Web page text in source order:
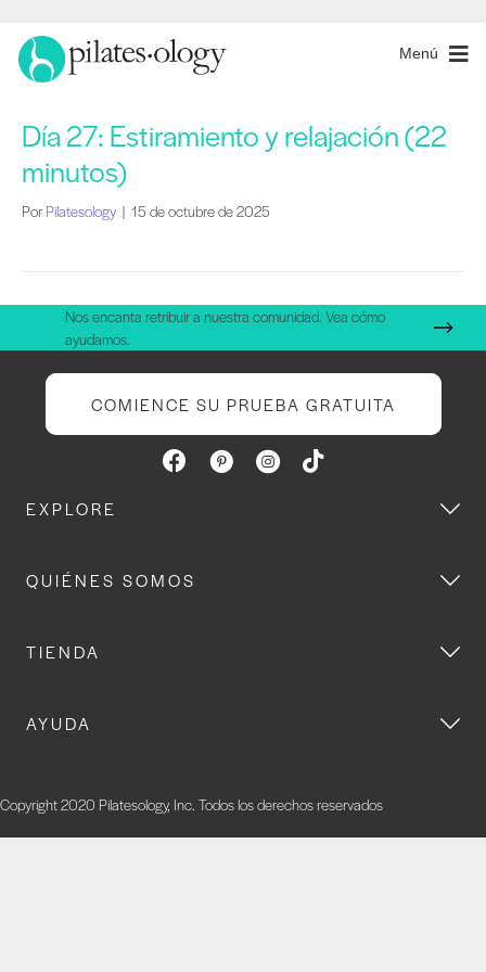
Menú
Día 27: Estiramiento y relajación (22
minutos)
Por Pilatesology | 15 de octubre de 2025
Nos encanta retribuir a nuestra comunidad. Vea cómo
ayudamos.
COMIENCE SU PRUEBA GRATUITA
EXPLORE
QUIÉNES SOMOS
TIENDA
AYUDA
Copyright 2020 Pilatesology, Inc. Todos los derechos reservados